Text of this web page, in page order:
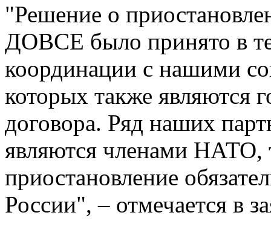
"Решение о
ДОВСЕ было принято в
координации с нашими
которых также являются
договора. Ряд наших
являются членами НАТО,
приостановление
России", – отмечается в